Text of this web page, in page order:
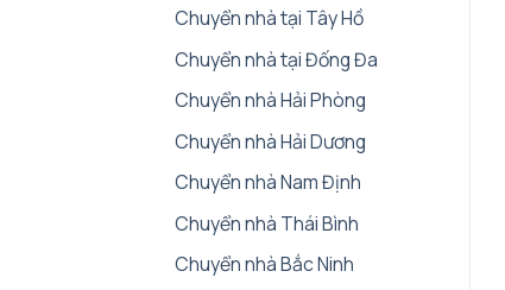
Chuyển nhà tại Tây Hồ
Chuyển nhà tại Đống Đa
Chuyển nhà Hải Phòng
Chuyển nhà Hải Dương
Chuyển nhà Nam Định
Chuyển nhà Thái Bình
Chuyển nhà Bắc Ninh